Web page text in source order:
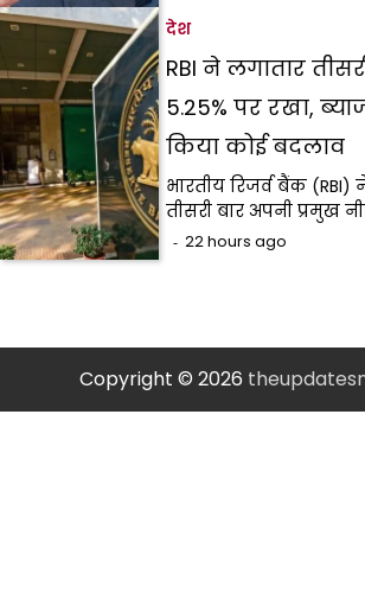
देश
RBI ने लगातार
5.25% पर रखा,
किया कोई बदलाव
भारतीय रिजर्व बैंक
तीसरी बार अपनी प्रमुख
22 hours ago
Copyright © 2026